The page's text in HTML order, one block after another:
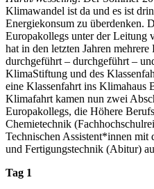
Klimawandel ist da und es ist
Energiekonsum zu überdenken.
Europakollegs unter der Leitung
hat in den letzten Jahren
durchgeführt – durchgeführt –
KlimaStiftung und des
eine Klassenfahrt ins Klimahaus
Klimafahrt kamen nun zwei
Europakollegs, die Höhere
Chemietechnik
Technischen Assistent*innen
und Fertigungstechnik (Abitur)
Tag 1